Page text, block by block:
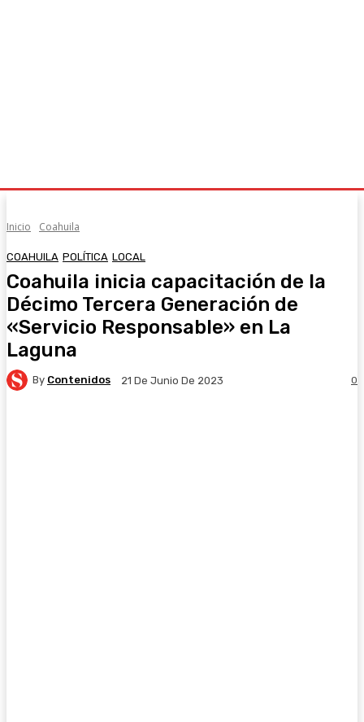
Inicio Coahuila
COAHUILA POLÍTICA LOCAL
Coahuila inicia capacitación de la
Décimo Tercera Generación de
«Servicio Responsable» en La
Laguna
By Contenidos 21 De Junio De 2023 0